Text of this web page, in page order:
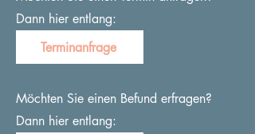
Dann hier entlang:
Terminanfrage
Möchten Sie einen Befund erfragen?
Dann hier entlang: